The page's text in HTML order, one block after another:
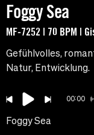
Foggy Sea
MF-7252 | 70 BPM |
Gefühlvolles,
Natur, Entwicklung.
00:00
Foggy Sea